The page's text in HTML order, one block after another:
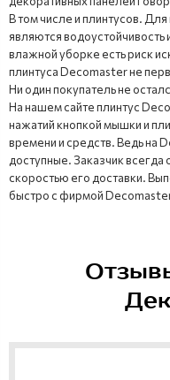
В том числе и плинтусов.
являются водоустойчивость
влажной уборке есть риск
плинтуса Decomaster не
Ни один покупатель не
На нашем сайте плинтус
нажатий кнопкой мышки и
времени и средств. Ведь на
доступные. Заказчик всегда
скоростью его доставки.
быстро с фирмой